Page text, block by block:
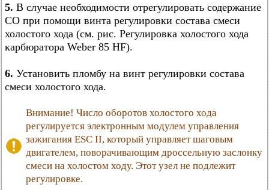
5. В случае необходимости отрегулировать содержание
CO при помощи винта регулировки состава смеси
холостого хода (см. рис. Регулировка холостого хода
карбюратора Weber 85 HF).
6. Установить пломбу на винт регулировки состава
смеси холостого хода.
Внимание! Число оборотов холостого хода
регулируется электронным модулем управления
зажигания ESC II, который управляет шаговым
двигателем, поворачивающим дроссельную заслонку
смеси на холостом ходу. Этот узел не подлежит
регулировке.